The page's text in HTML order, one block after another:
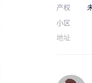
产权
小区
地址